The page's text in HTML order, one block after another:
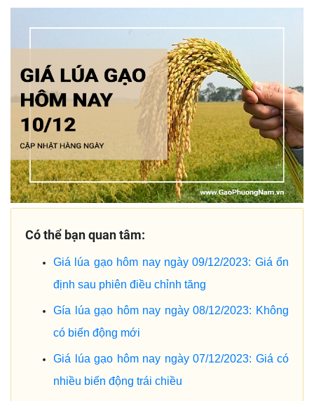
Có thể bạn quan tâm:
Giá lúa gạo hôm nay ngày 09/12/2023: Giá ổn
định sau phiên điều chỉnh tăng
Gía lúa gạo hôm nay ngày 08/12/2023: Không
có biến động mới
Giá lúa gạo hôm nay ngày 07/12/2023: Giá có
nhiều biến động trái chiều